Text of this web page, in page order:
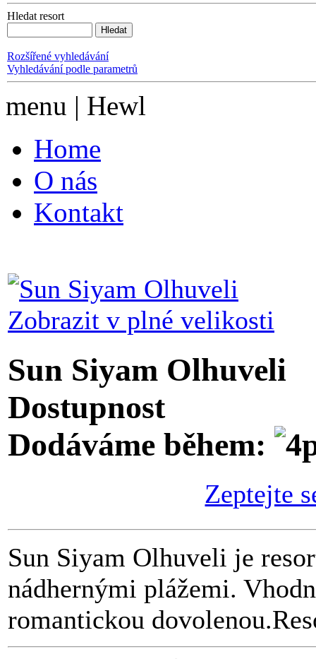
Hledat resort
Rozšířené vyhledávání
Vyhledávání podle parametrů
menu | Hewl
Home
O nás
Kontakt
Zobrazit v plné velikosti
Sun Siyam Olhuveli
Dostupnost
Dodáváme během:
Zeptejte
Sun Siyam Olhuveli je
nádhernými plážemi.
romantickou